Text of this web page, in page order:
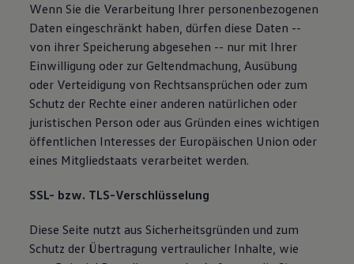
Wenn Sie die Verarbeitung Ihrer personenbezogenen
Daten eingeschränkt haben, dürfen diese Daten --
von ihrer Speicherung abgesehen -- nur mit Ihrer
Einwilligung oder zur Geltendmachung, Ausübung
oder Verteidigung von Rechtsansprüchen oder zum
Schutz der Rechte einer anderen natürlichen oder
juristischen Person oder aus Gründen eines wichtigen
öffentlichen Interesses der Europäischen Union oder
eines Mitgliedstaats verarbeitet werden.
SSL- bzw. TLS-Verschlüsselung
Diese Seite nutzt aus Sicherheitsgründen und zum
Schutz der Übertragung vertraulicher Inhalte, wie